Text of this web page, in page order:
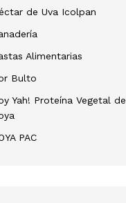
de Uva Icolpan
Alimentarias
Bulto
Yah! Proteína Vegetal de
PAC